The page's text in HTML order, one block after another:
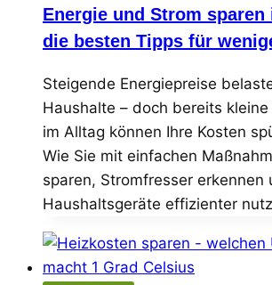
Energie und Strom sparen
die besten Tipps für
Steigende Energiepreise
Haushalte – doch bereits
im Alltag können Ihre Kosten
Wie Sie mit einfachen
sparen, Stromfresser erkennen
Haushaltsgeräte effizienter